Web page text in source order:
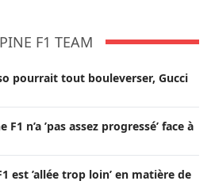
F1 TEAM
pourrait tout bouleverser, Gucci
n’a ’pas assez progressé’ face à
est ’allée trop loin’ en matière de